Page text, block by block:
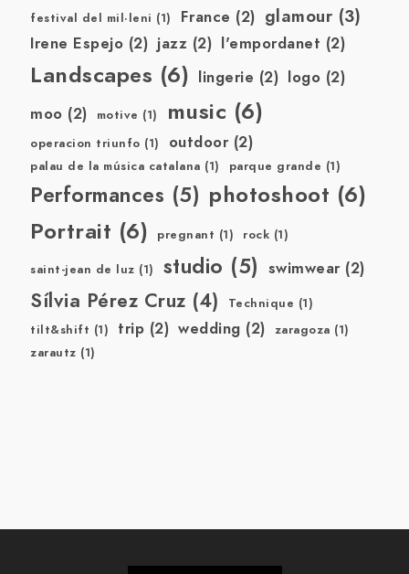
festival del mil·leni (1) France (2) glamour (3)
Irene Espejo (2) jazz (2) l'empordanet (2)
Landscapes (6) lingerie (2) logo (2)
moo (2) motive (1) music (6)
operacion triunfo (1) outdoor(2)
palau de la música catalana (1) parque grande (1)
Performances (5) photoshoot (6)
Portrait (6) pregnant (1) rock (1)
saint-jean de luz (1) studio (5) swimwear(2)
Sílvia Pérez Cruz (4) Technique (1)
tilt&shift (1) trip (2) wedding (2) zaragoza (1)
zarautz (1)